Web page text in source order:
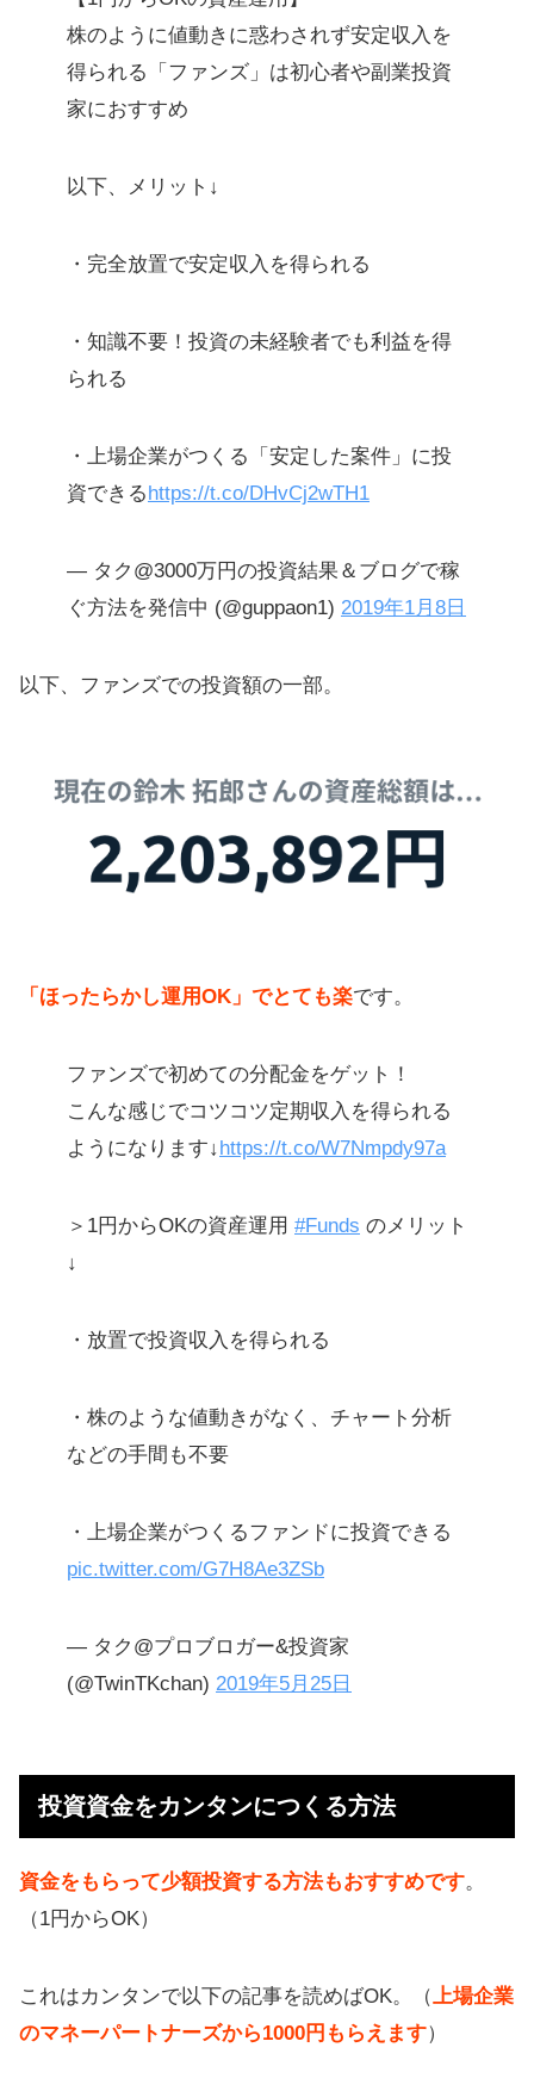
株のように値動きに惑わされず安定収入を
得られる「ファンズ」は初心者や副業投資
家におすすめ
以下、メリット↓
・完全放置で安定収入を得られる
・知識不要！投資の未経験者でも利益を得
られる
・上場企業がつくる「安定した案件」に投
資できる https://t.co/DHvCj2wTH1
— タク@3000万円の投資結果＆ブログで稼
ぐ方法を発信中 (@guppaon1) 2019年1月8日
以下、ファンズでの投資額の一部。
「ほったらかし運用OK」でとても楽です。
ファンズで初めての分配金をゲット！
こんな感じでコツコツ定期収入を得られる
ようになります↓https://t.co/W7Nmpdy97a
＞1円からOKの資産運用 #Funds のメリット
↓
・放置で投資収入を得られる
・株のような値動きがなく、チャート分析
などの手間も不要
・上場企業がつくるファンドに投資できる
pic.twitter.com/G7H8Ae3ZSb
— タク@プロブロガー&投資家
(@TwinTKchan) 2019年5月25日
投資資金をカンタンにつくる方法
資金をもらって少額投資する方法もおすすめです。
（1円からOK）
これはカンタンで以下の記事を読めばOK。（ 上場企業
のマネーパートナーズから1000円もらえます）